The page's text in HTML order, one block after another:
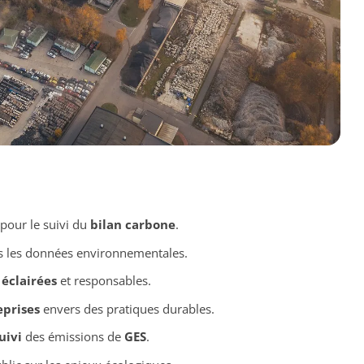
le suivi du bilan carbone.
les données environnementales.
et responsables.
envers des pratiques durables.
des émissions de GES.